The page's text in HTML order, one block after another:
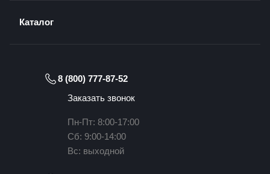
Каталог
8 (800) 777-87-52
Заказать звонок
Пн-Пт: 8:00-17:00
Сб: 9:00-14:00
Вс: выходной